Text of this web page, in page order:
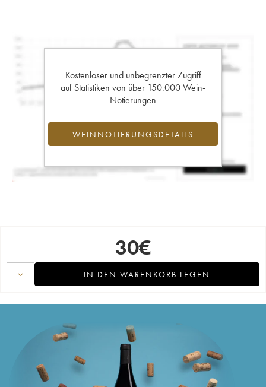
Kostenloser und unbegrenzter Zugriff
auf Statistiken von über 150.000 Wein-
Notierungen
WEINNOTIERUNGSDETAILS
30€
IN DEN WARENKORB LEGEN